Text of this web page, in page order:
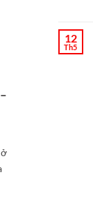
12
Th5